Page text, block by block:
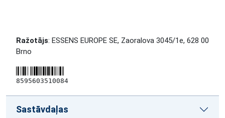
Ražotājs: ESSENS EUROPE SE, Zaoralova 3045/1e, 628 00
Brno
8595603510084
Sastāvdaļas